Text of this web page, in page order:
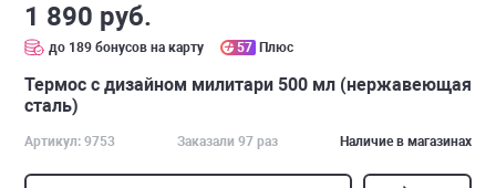
1 890 руб.
до 189 бонусов на карту 57 Плюс
Термос с дизайном милитари 500 мл (нержавеющая
сталь)
Артикул: 9753 Заказали 97 раз Наличие в магазинах